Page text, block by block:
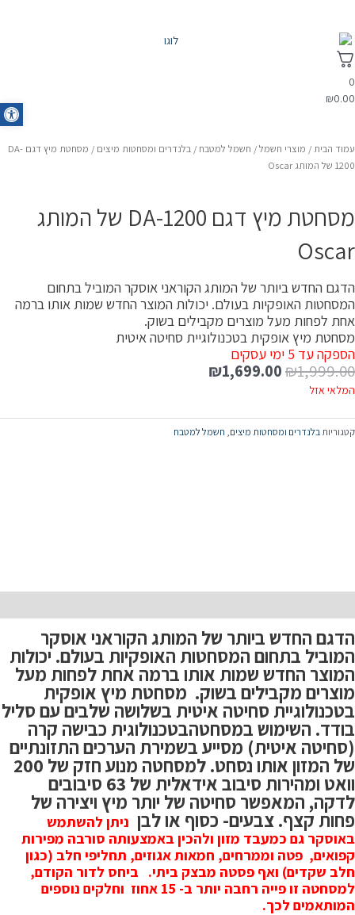
0
₪0.00
עמוד הבית / מוצרי חשמל/ חשמל למטבח / בלנדרים ומסחטות מיצים
/ מסחטת מיץ דגם DA-
1200 של המותג Oscar
מסחטת מיץ דגם DA-1200 של המותג
Oscar
הדגם החדש ביותר של המותג הקוראני אוסקר המוביל בתחום
המסחטות האופקיות בעולם. יכולות המוצר החדש שמות אותו ברמה
אחת לפחות מעל מוצרים מקבילים בשוק.
מסחטת מיץ אופקית בטכנולוגיית סחיטה איטית
הספקה עד 5 ימי עסקים
₪1,999.00
₪1,699.00
המלאי אזל
קטגוריותבלנדרים ומסחטות מיצים, חשמל למטבח
הדגם החדש ביותר של המותג הקוראני אוסקר
המוביל בתחום המסחטות האופקיות בעולם. יכולות
המוצר החדש שמות אותו ברמה אחת לפחות מעל
מוצרים מקבילים בשוק. מסחטת מיץ אופקית
בטכנולוגיית סחיטה איטית בשלושה שלבים עם סליל
בודד. השימוש במסחטהבטכנולוגית כבישה קרה
(סחיטה איטית) מסייע בשמירת הערכים התזונתיים
של המזון אותו נסחט. למסחטה מנוע חזק של 200
וואט ומהירות סיבוב אידאלית של 63 סיבובים
לדקה, המאפשר סחיטה של יותר מיץ ויצירה של
פחות קצף. צבעים- כסוף או לבן ניתן להשתמש
באוסקר גם כמעבד מזון ולהכין באמצעותה סורבה מפירות
קפואים, פטה וממרחים, חמאות אגוזים, תחליפי חלב (כגון
חלב שקדים) ואף פסטה מבצק ביתי. ביחס לדור הקודם,
למסחטה זו פייה רחבה יותר ב- 15 אחוז
וחלקים נוספים
המותאמים לכך.